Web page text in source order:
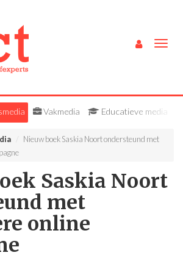
Vakmedia Educatieve media
Nieuw boek Saskia Noort ondersteund met
Saskia Noort
met
online